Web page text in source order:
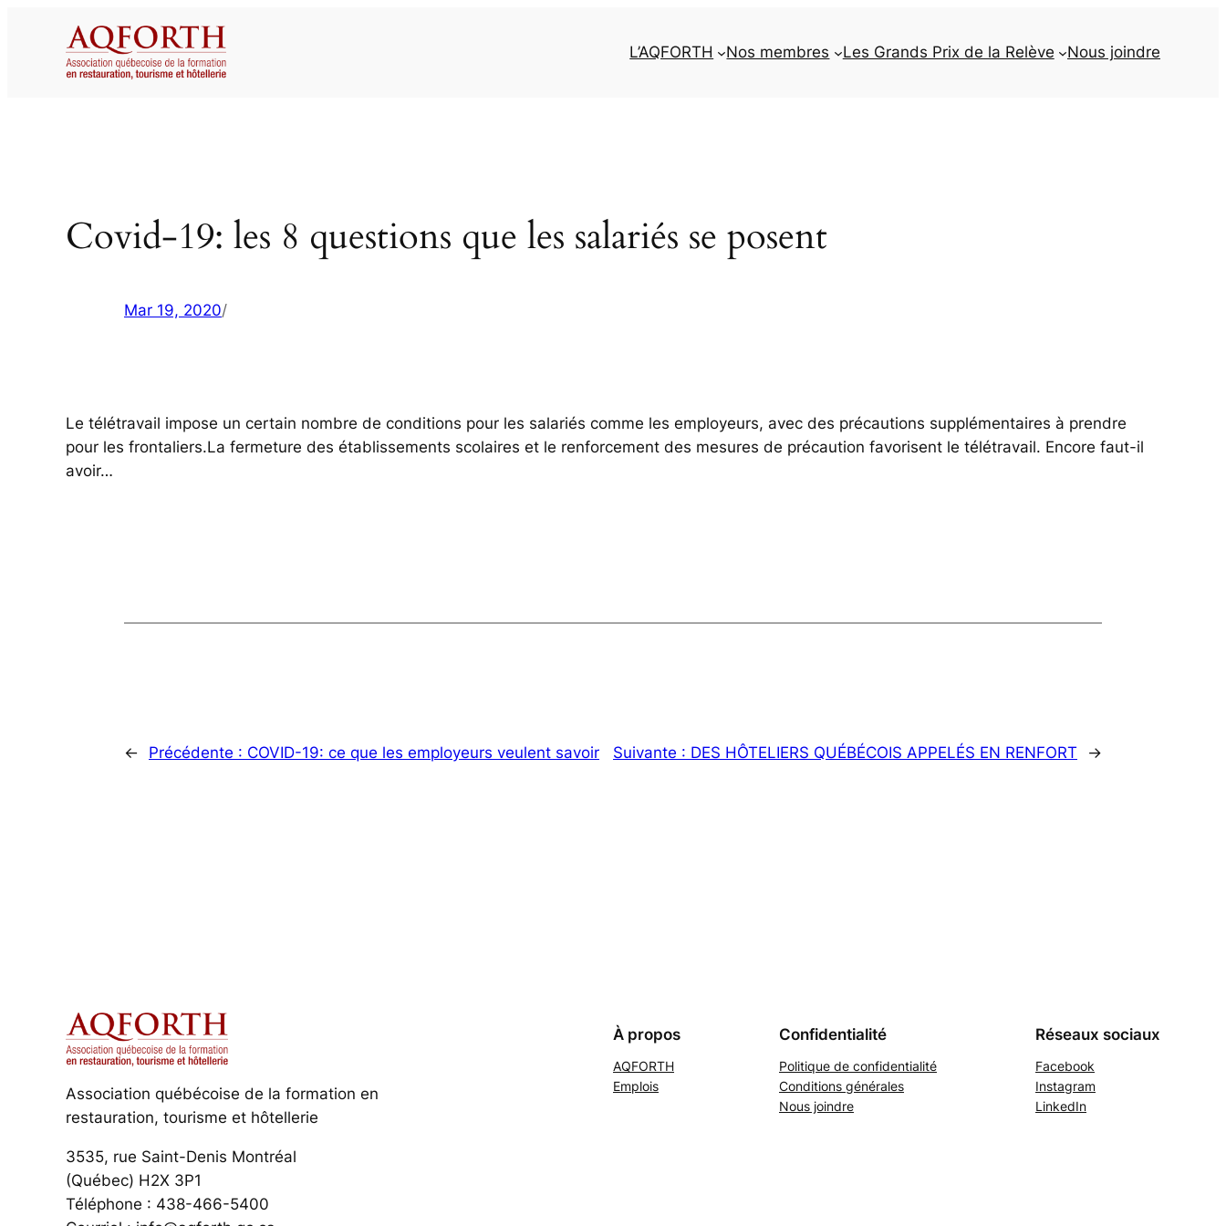
L’AQFORTH Nos membres Les Grands Prix de la Relève Nous joindre
Covid-19: les 8 questions que les salariés se posent
Mar 19, 2020/
Le télétravail impose un certain nombre de conditions pour les salariés comme les employeurs, avec des précautions supplémentaires à prendre
pour les frontaliers.La fermeture des établissements scolaires et le renforcement des mesures de précaution favorisent le télétravail. Encore faut-il
avoir…
← Précédente : COVID-19: ce que les employeurs veulent savoir Suivante : DES HÔTELIERS QUÉBÉCOIS APPELÉS EN RENFORT →
Association québécoise de la formation en
restauration, tourisme et hôtellerie
3535, rue Saint-Denis Montréal
(Québec) H2X 3P1
Téléphone : 438-466-5400
À propos
AQFORTH
Emplois
Confidentialité
Politique de confidentialité
Conditions générales
Nous joindre
Réseaux sociaux
Facebook
Instagram
LinkedIn